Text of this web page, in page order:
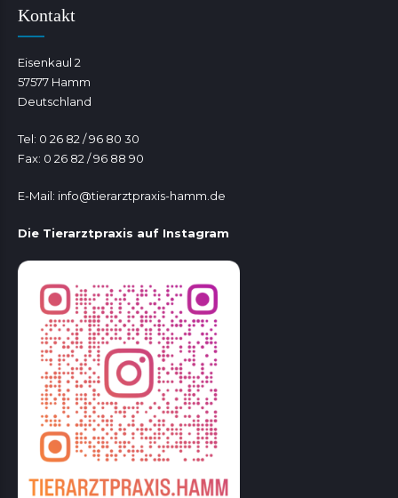
Kontakt
Eisenkaul 2
57577 Hamm
Deutschland
Tel: 0 26 82 / 96 80 30
Fax: 0 26 82 / 96 88 90
E-Mail: info@tierarztpraxis-hamm.de
Die Tierarztpraxis auf Instagram